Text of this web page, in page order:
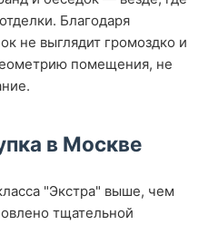
Благодаря
не выглядит громоздко и
помещения, не
в Москве
"Экстра" выше, чем
тщательной